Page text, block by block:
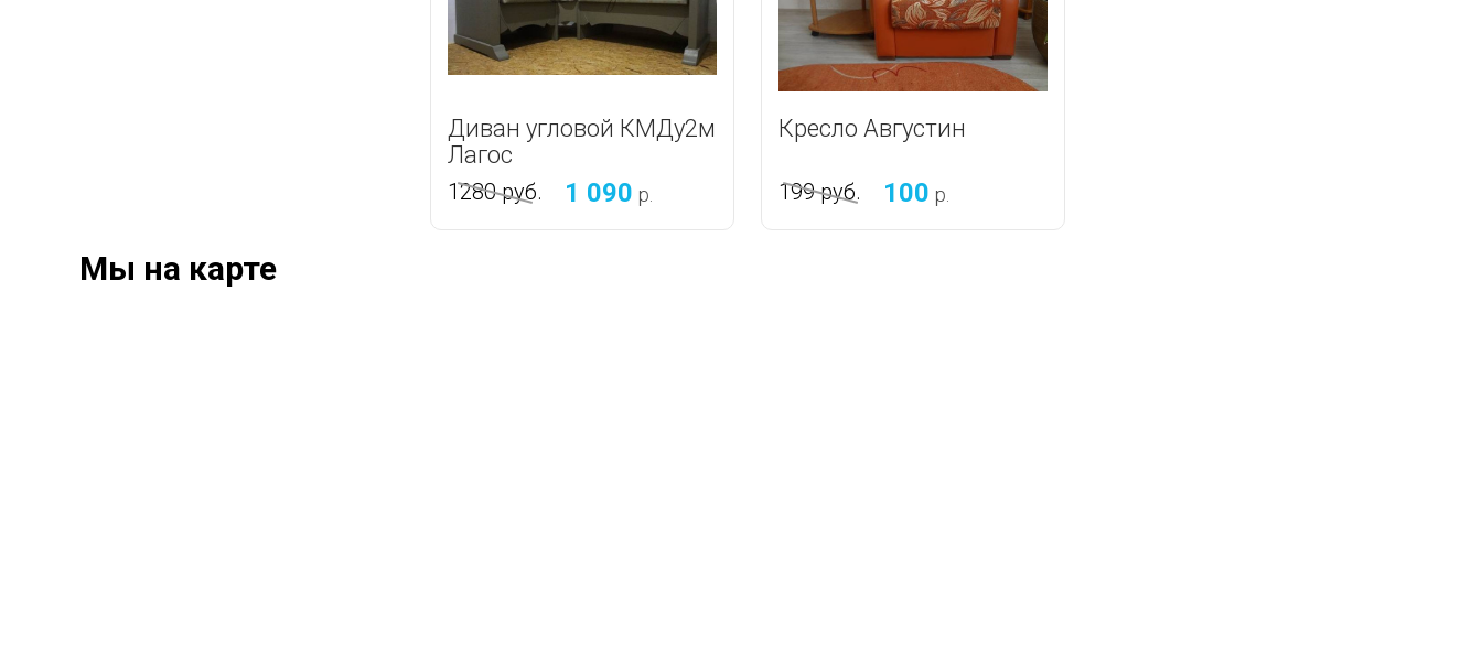
Диван угловой КМДу2м
Лагос
1280руб. 1 090 р.
Кресло Августин
199руб. 100 р.
Мы на карте